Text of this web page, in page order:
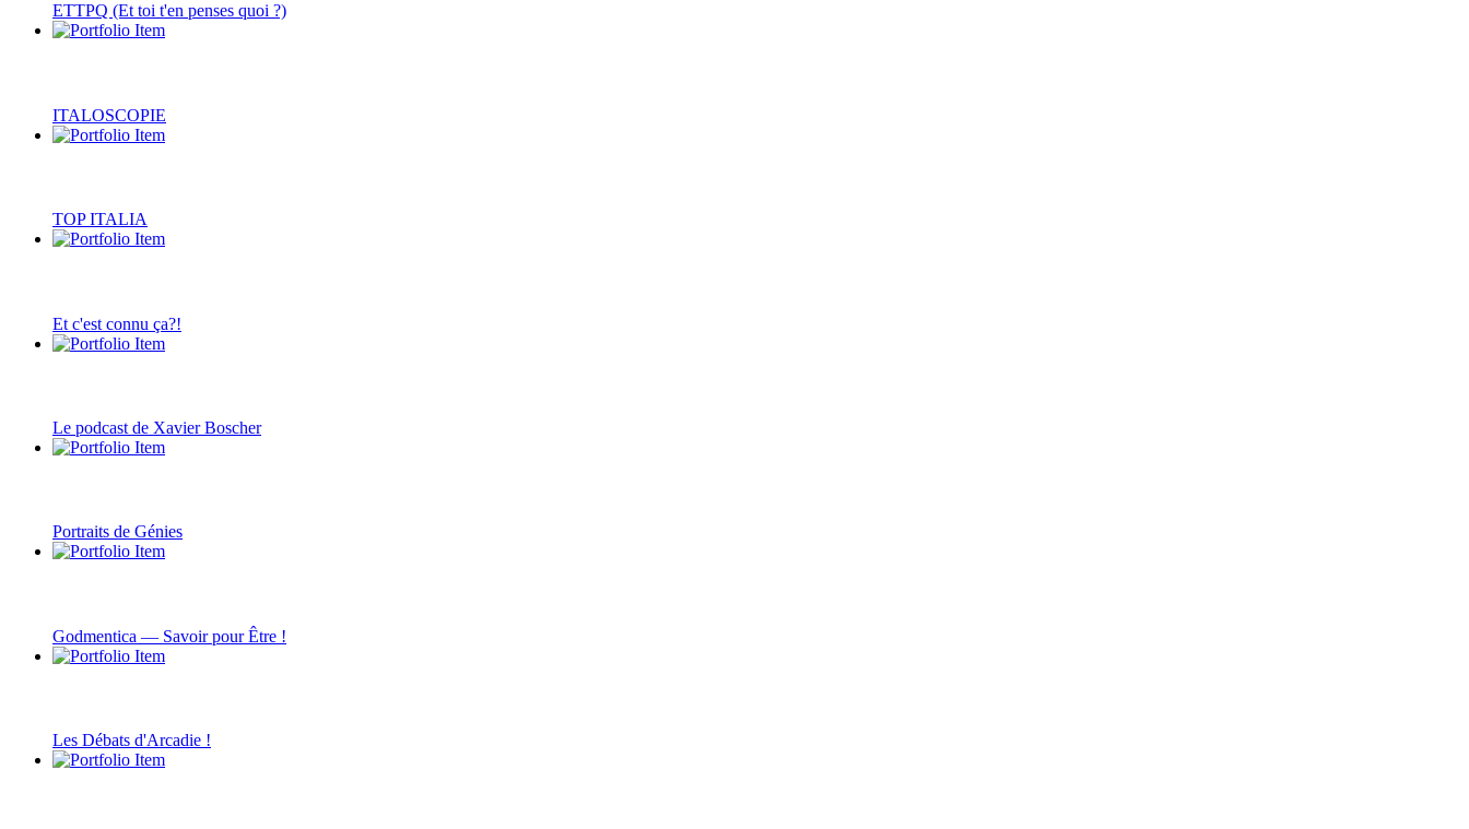
ETTPQ (Et toi t'en penses quoi ?)
ITALOSCOPIE
TOP ITALIA
Et c'est connu ça?!
Le podcast de Xavier Boscher
Portraits de Génies
Godmentica — Savoir pour Être !
Les Débats d'Arcadie !